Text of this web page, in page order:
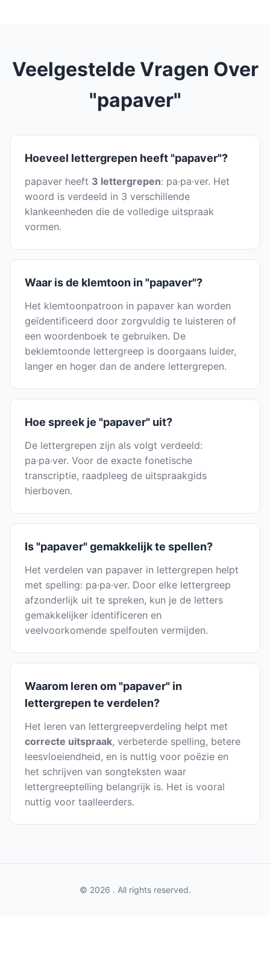
Veelgestelde Vragen Over
"papaver"
Hoeveel lettergrepen heeft "papaver"?
papaver heeft 3 lettergrepen: pa·pa·ver. Het
woord is verdeeld in 3 verschillende
klankeenheden die de volledige uitspraak
vormen.
Waar is de klemtoon in "papaver"?
Het klemtoonpatroon in papaver kan worden
geïdentificeerd door zorgvuldig te luisteren of
een woordenboek te gebruiken. De
beklemtoonde lettergreep is doorgaans luider,
langer en hoger dan de andere lettergrepen.
Hoe spreek je "papaver" uit?
De lettergrepen zijn als volgt verdeeld:
pa·pa·ver. Voor de exacte fonetische
transcriptie, raadpleeg de uitspraakgids
hierboven.
Is "papaver" gemakkelijk te spellen?
Het verdelen van papaver in lettergrepen helpt
met spelling: pa·pa·ver. Door elke lettergreep
afzonderlijk uit te spreken, kun je de letters
gemakkelijker identificeren en
veelvoorkomende spelfouten vermijden.
Waarom leren om "papaver" in
lettergrepen te verdelen?
Het leren van lettergreepverdeling helpt met
correcte uitspraak, verbeterde spelling, betere
leesvloeiendheid, en is nuttig voor poëzie en
het schrijven van songteksten waar
lettergreeptelling belangrijk is. Het is vooral
nuttig voor taalleerders.
© 2026 . All rights reserved.